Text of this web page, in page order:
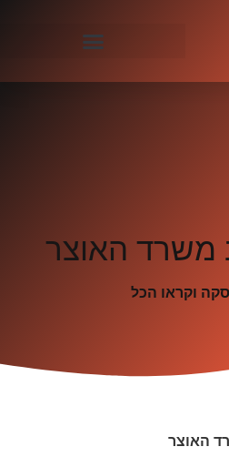
משרד האוצר
וקראו הכל
האוצר